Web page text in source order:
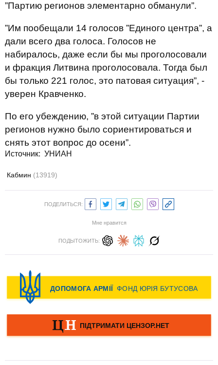
”Партию регионов элементарно обманули”.
”Им пообещали 14 голосов ”Единого центра”, а
дали всего два голоса. Голосов не
набиралось, даже если бы мы проголосовали
и фракция Литвина проголосовала. Тогда был
бы только 221 голос, это патовая ситуация”, -
уверен Кравченко.
По его убеждению, ”в этой ситуации Партии
регионов нужно было сориентироваться и
снять этот вопрос до осени”.
Источник: УНИАН
Кабмин (13919)
ПОДЕЛИТЬСЯ:
Мне нравится
ПОДЫТОЖИТЬ: